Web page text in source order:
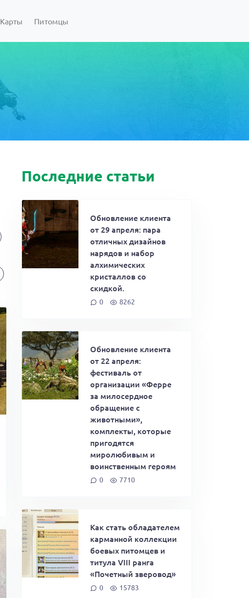
Карты Питомцы
Последние статьи
Обновление клиента
от 29 апреля: пара
отличных дизайнов
нарядов и набор
алхимических
кристаллов со
скидкой.
0 8262
Обновление клиента
от 22 апреля:
фестиваль от
организации «Ферре
за милосердное
обращение с
животными»,
комплекты, которые
пригодятся
миролюбивым и
воинственным героям
0 7710
Как стать обладателем
карманной коллекции
боевых питомцев и
титула VIII ранга
«Почетный зверовод»
0 15783